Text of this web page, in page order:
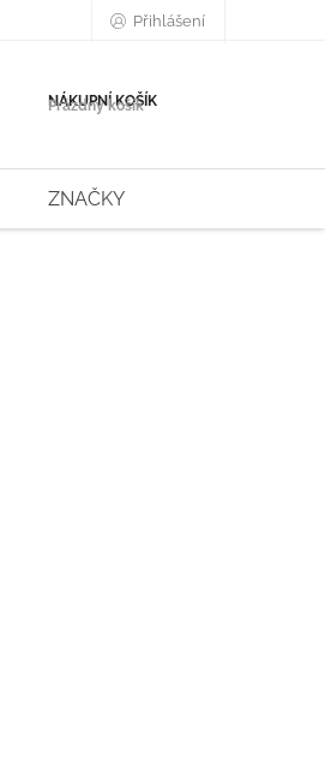
Přihlášení
NÁKUPNÍ KOŠÍK
Prázdný košík
ZNAČKY